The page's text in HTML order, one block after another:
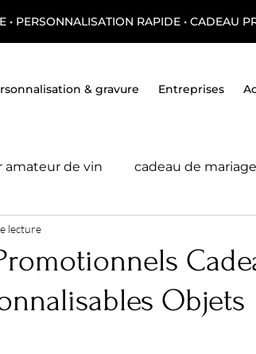
• PERSONNALISATION RAPIDE • CADEAU
& gravure Entreprises
amateur de vin cadeau de mariage
Objets
lecture